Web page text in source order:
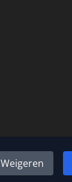
Weigeren